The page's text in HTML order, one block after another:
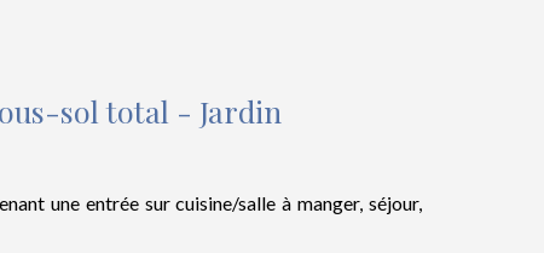
sol total - Jardin
une entrée sur cuisine/salle à manger, séjour,